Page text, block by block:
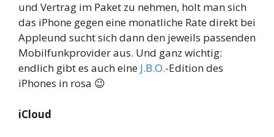
und Vertrag im Paket zu nehmen, holt man sich
das iPhone gegen eine monatliche Rate direkt bei
Appleund sucht sich dann den jeweils passenden
Mobilfunkprovider aus. Und ganz wichtig:
endlich gibt es auch eine J.B.O.-Edition des
iPhones in rosa 😉
iCloud